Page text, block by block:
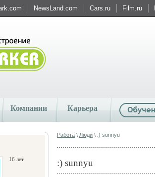
NewsLand.com Cars.ru Film.ru
Компании Карьера
16 лет
Работа \ Люди \ :) sunnyu
:) sunnyu